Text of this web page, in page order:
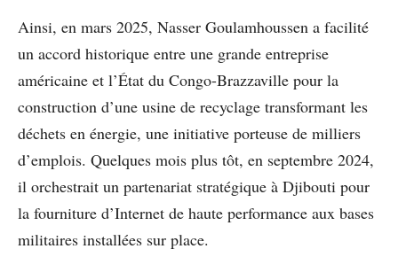
Ainsi, en mars 2025, Nasser Goulamhoussen a facilité
un accord historique entre une grande entreprise
américaine et l’État du Congo-Brazzaville pour la
construction d’une usine de recyclage transformant les
déchets en énergie, une initiative porteuse de milliers
d’emplois. Quelques mois plus tôt, en septembre 2024,
il orchestrait un partenariat stratégique à Djibouti pour
la fourniture d’Internet de haute performance aux bases
militaires installées sur place.